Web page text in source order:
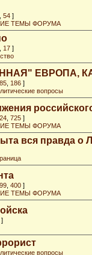
54 ]
ТЕМЫ ФОРУМА
17 ]
ЕВРОПА,
186 ]
вопросы
725 ]
ТЕМЫ ФОРУМА
вся правда о
400 ]
ТЕМЫ ФОРУМА
]
вопросы